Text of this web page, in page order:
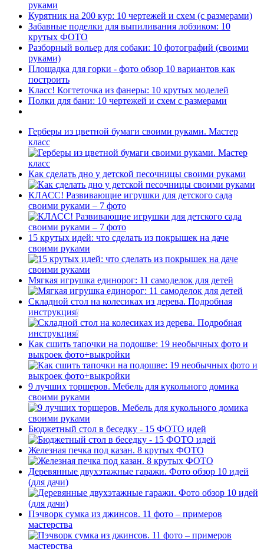
руками
Курятник на 200 кур: 10 чертежей и схем (с размерами)
Забавные поделки для выпиливания лобзиком: 10
крутых ФОТО
Разборный вольер для собаки: 10 фотографий (своими
руками)
Площадка для горки - фото обзор 10 вариантов как
построить
Класс! Когтеточка из фанеры: 10 крутых моделей
Полки для бани: 10 чертежей и схем с размерами
Герберы из цветной бумаги своими руками. Мастер
класс
Как сделать дно у детской песочницы своими руками
КЛАСС! Развивающие игрушки для детского сада
своими руками – 7 фото
15 крутых идей: что сделать из покрышек на даче
своими руками
Мягкая игрушка единорог: 11 самоделок для детей
Складной стол на колесиках из дерева. Подробная
инструкция❕
Как сшить тапочки на подошве: 19 необычных фото и
выкроек фото+выкройки
9 лучших торшеров. Мебель для кукольного домика
своими руками
Бюджетный стол в беседку - 15 ФОТО идей
Железная печка под казан. 8 крутых ФОТО
Деревянные двухэтажные гаражи. Фото обзор 10 идей
(для дачи)
Пэчворк сумка из джинсов. 11 фото – примеров
мастерства